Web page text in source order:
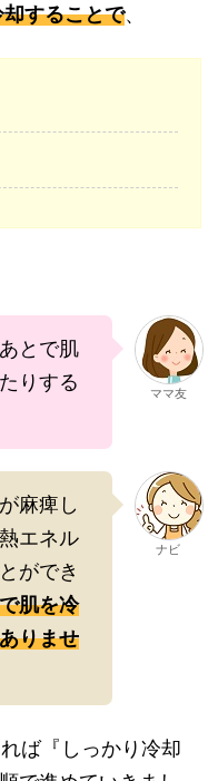
することで、
とで肌
りする
ママ友
麻痺し
エネル
ができ
肌を冷
りませ
ナビ
ば『しっかり冷却